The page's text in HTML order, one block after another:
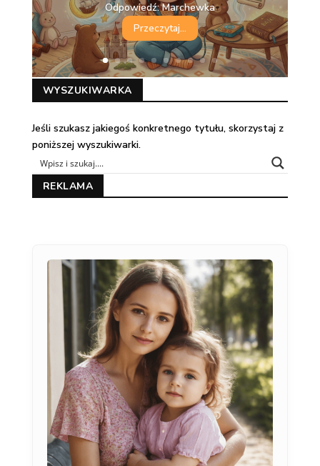
Odpowiedź: Marchewka
Przeczytaj...
WYSZUKIWARKA
Jeśli szukasz jakiegoś konkretnego tytułu, skorzystaj z
poniższej wyszukiwarki.
REKLAMA